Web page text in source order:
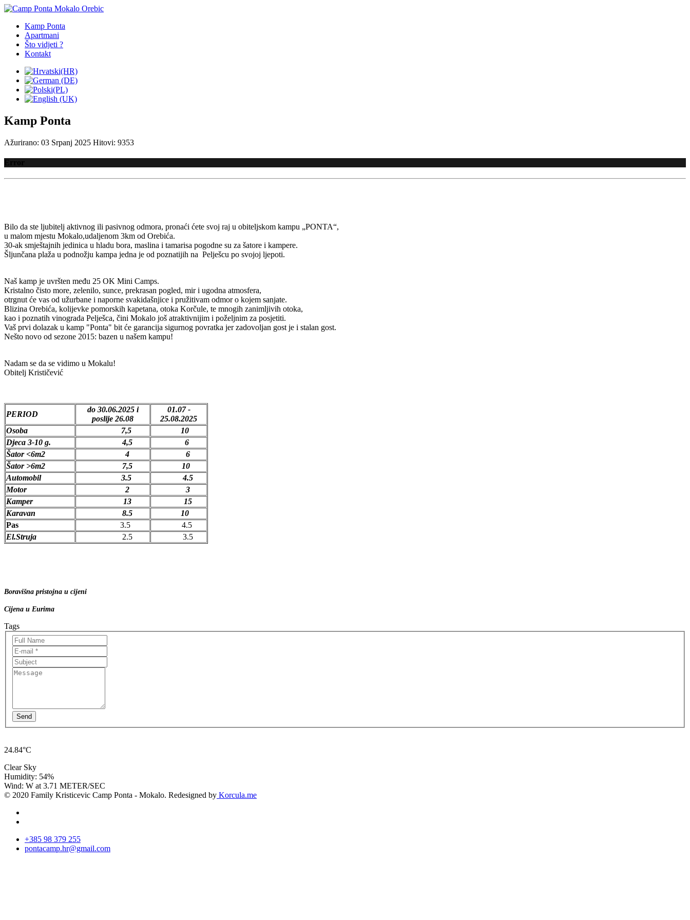
Kamp Ponta
Apartmani
Što vidjeti ?
Kontakt
Kamp Ponta
Ažurirano: 03 Srpanj 2025 Hitovi: 9353
Error
Bilo da ste ljubitelj aktivnog ili pasivnog odmora, pronaći ćete svoj raj u obiteljskom kampu „PONTA“,
u malom mjestu Mokalo,udaljenom 3km od Orebića.
30-ak smještajnih jedinica u hladu bora, maslina i tamarisa pogodne su za šatore i kampere.
Šljunčana plaža u podnožju kampa jedna je od poznatijih na Pelješcu po svojoj ljepoti.
Naš kamp je uvršten među 25 OK Mini Camps.
Kristalno čisto more, zelenilo, sunce, prekrasan pogled, mir i ugodna atmosfera,
otrgnut će vas od užurbane i naporne svakidašnjice i pružitivam odmor o kojem sanjate.
Blizina Orebića, kolijevke pomorskih kapetana, otoka Korčule, te mnogih zanimljivih otoka,
kao i poznatih vinograda Pelješca, čini Mokalo još atraktivnijim i poželjnim za posjetiti.
Vaš prvi dolazak u kamp "Ponta" bit će garancija sigurnog povratka jer zadovoljan gost je i stalan gost.
Nešto novo od sezone 2015: bazen u našem kampu!
Nadam se da se vidimo u Mokalu!
Obitelj Krističević
PERIOD
do 30.06.2025 i
poslije 26.08
01.07 -
25.08.2025
Osoba
7,5
10
Djeca 3-10 g.
4,5
6
Šator <6m2
4
6
Šator >6m2
7,5
10
Automobil
3.5
4.5
Motor
2
3
Kamper
13
15
Karavan
8.5
10
Pas
3.5
4.5
El.Struja
2.5 3.5
Boravišna pristojna u cijeni
Cijena u Eurima
Tags
Send
24.84°C
Clear Sky
Humidity: 54%
Wind: W at 3.71 METER/SEC
© 2020 Family Kristicevic Camp Ponta - Mokalo. Redesigned by Korcula.me
+385 98 379 255
pontacamp.hr@gmail.com